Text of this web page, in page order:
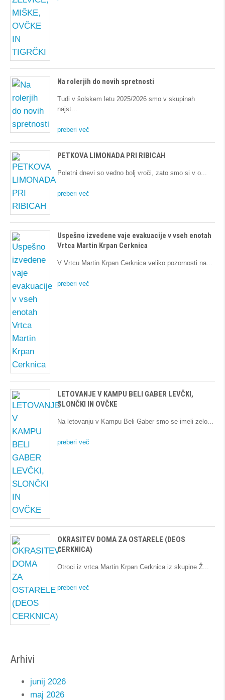
Na rolerjih do novih spretnosti
Tudi v šolskem letu 2025/2026 smo v skupinah
najst
preberi več
PETKOVA LIMONADA PRI RIBICAH
Poletni dnevi so vedno bolj vroči, zato smo si v o
preberi več
Uspešno izvedene vaje evakuacije v vseh enotah
Vrtca Martin Krpan Cerknica
V Vrtcu Martin Krpan Cerknica veliko pozornosti na
preberi več
LETOVANJE V KAMPU BELI GABER LEVČKI,
SLONČKI IN OVČKE
Na letovanju v Kampu Beli Gaber smo se imeli zelo
preberi več
OKRASITEV DOMA ZA OSTARELE (DEOS
CERKNICA)
Otroci iz vrtca Martin Krpan Cerknica iz skupine Ž
preberi več
Arhivi
junij 2026
maj 2026